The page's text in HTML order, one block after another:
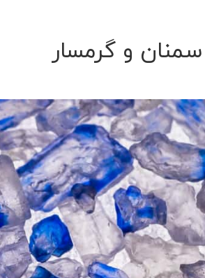
و گرمسار